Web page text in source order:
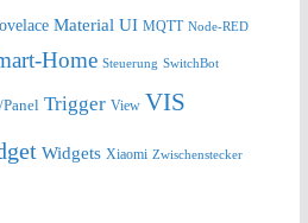
Material UI MQTT Node-RED
Home Steuerung SwitchBot
Trigger View VIS
Widgets Xiaomi Zwischenstecker